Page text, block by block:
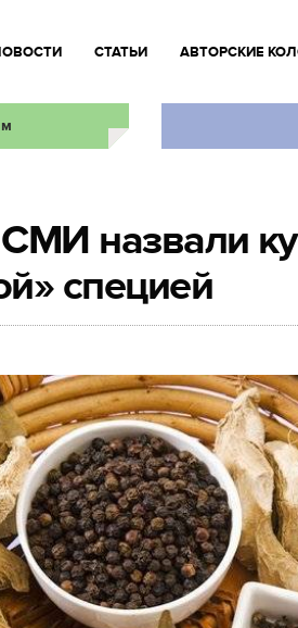
СТАТЬИ АВТОРСКИЕ
назвали
специей